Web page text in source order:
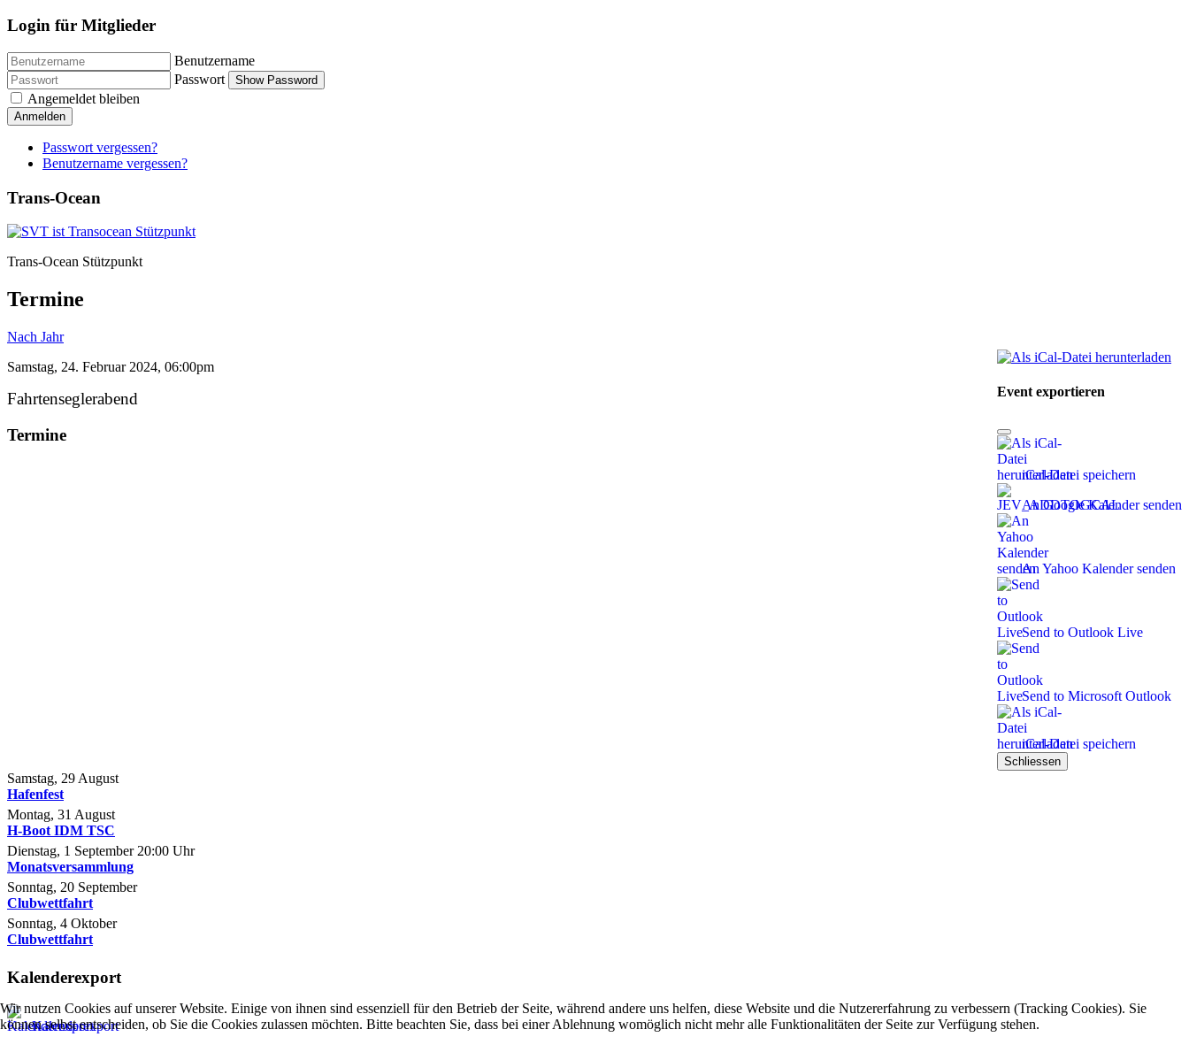
Login für Mitglieder
Benutzername
Passwort
Show Password
Angemeldet bleiben
Anmelden
Passwort vergessen?
Benutzername vergessen?
Trans-Ocean
Trans-Ocean Stützpunkt
Termine
Nach Jahr
Event exportieren
iCal-Datei speichern
An Google Kalender senden
An Yahoo Kalender senden
Send to Outlook Live
Send to Microsoft Outlook
iCal-Datei speichern
Schliessen
Samstag, 24. Februar 2024, 06:00pm
Fahrtenseglerabend
Termine
Samstag, 29 August
Hafenfest
Montag, 31 August
H-Boot IDM TSC
Dienstag, 1 September 20:00 Uhr
Monatsversammlung
Sonntag, 20 September
Clubwettfahrt
Sonntag, 4 Oktober
Clubwettfahrt
Kalenderexport
Kalenderexport
Wir nutzen Cookies auf unserer Website. Einige von ihnen sind essenziell für den Betrieb der Seite, während andere uns helfen, diese Website und die Nutzererfahrung zu verbessern (Tracking Cookies). Sie
können selbst entscheiden, ob Sie die Cookies zulassen möchten. Bitte beachten Sie, dass bei einer Ablehnung womöglich nicht mehr alle Funktionalitäten der Seite zur Verfügung stehen.